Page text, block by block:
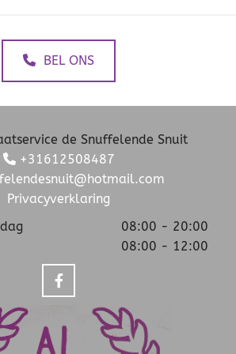
BEL ONS
de Snuffelende Snuit
+31612508487
Privacyverklaring
08:00 - 20:00
08:00 - 12:00